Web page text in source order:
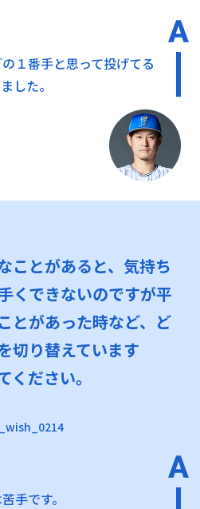
１番手と思って投げてる
した。
ことがあると、気持ち
くできないのですが平
とがあった時など、ど
切り替えています
ください。
手です。